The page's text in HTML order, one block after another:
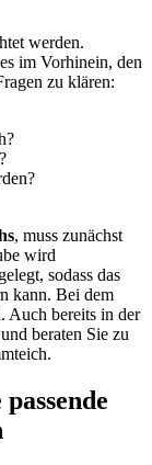
werden.
im Vorhinein, den
zu klären:
, muss zunächst
wird
sodass das
kann. Bei dem
Auch bereits in der
beraten Sie zu